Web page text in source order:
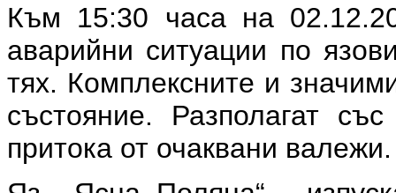
Към 15:30 часа на
аварийни ситуации по
тях. Комплексните и
състояние. Разполагат
притока от очаквани валежи.